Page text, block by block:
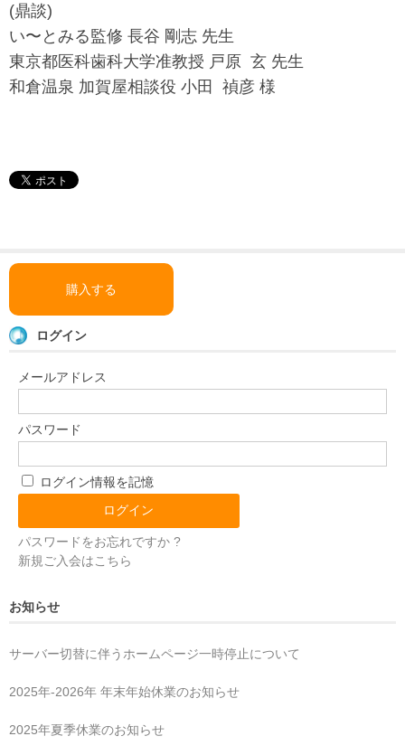
(鼎談)
い〜とみる監修 長谷 剛志 先生
東京都医科歯科大学准教授 戸原 玄 先生
和倉温泉 加賀屋相談役 小田 禎彦 様
購入する
ログイン
メールアドレス
パスワード
ログイン情報を記憶
パスワードをお忘れですか ?
新規ご入会はこちら
お知らせ
サーバー切替に伴うホームページ一時停止について
2025年‐2026年 年末年始休業のお知らせ
2025年夏季休業のお知らせ